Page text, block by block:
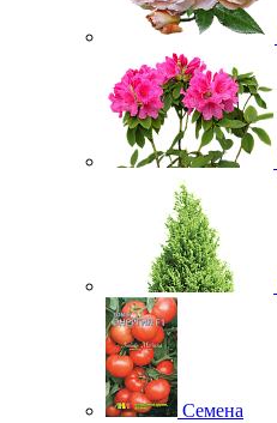
Семена